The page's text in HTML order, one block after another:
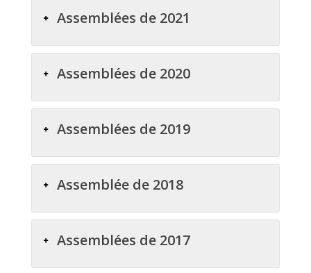
Assemblées de 2021
Assemblées de 2020
Assemblées de 2019
Assemblée de 2018
Assemblées de 2017